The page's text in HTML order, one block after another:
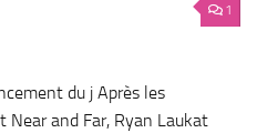
1
du j Après les
and Far, Ryan Laukat